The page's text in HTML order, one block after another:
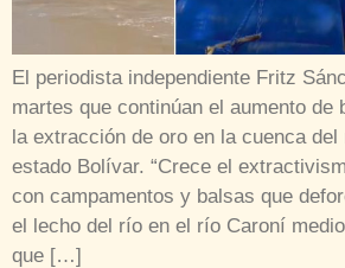
El periodista independiente Fritz
martes que continúan el aumento de
la extracción de oro en la cuenca
estado Bolívar. “Crece el
con campamentos y balsas que
el lecho del río en el río Caroní
que […]